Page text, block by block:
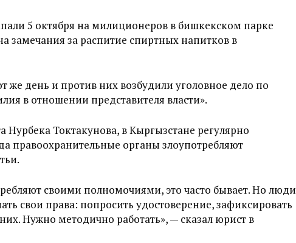
5 октября на милиционеров в бишкекском парке
замечания за распитие спиртных напитков в
же день и против них возбудили уголовное дело по
в отношении представителя власти».
Нурбека Токтакунова, в Кыргызстане регулярно
правоохранительные органы злоупотребляют
своими полномочиями, это часто бывает. Но люди
свои права: попросить удостоверение, зафиксировать
Нужно методично работать», — сказал юрист в